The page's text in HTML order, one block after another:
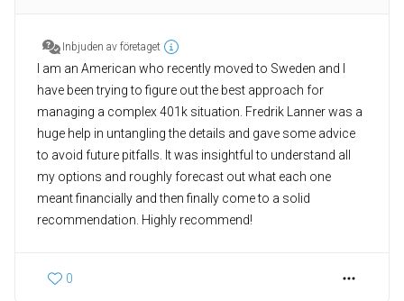
Inbjuden av företaget
I am an American who recently moved to Sweden and I
have been trying to figure out the best approach for
managing a complex 401k situation. Fredrik Lanner was a
huge help in untangling the details and gave some advice
to avoid future pitfalls. It was insightful to understand all
my options and roughly forecast out what each one
meant financially and then finally come to a solid
recommendation. Highly recommend!
0